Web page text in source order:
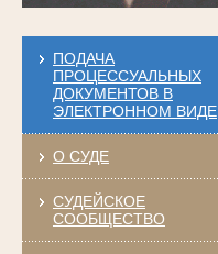
ПОДАЧА
ПРОЦЕССУАЛЬНЫХ
ДОКУМЕНТОВ В
ЭЛЕКТРОННОМ ВИДЕ
О СУДЕ
СУДЕЙСКОЕ
СООБЩЕСТВО